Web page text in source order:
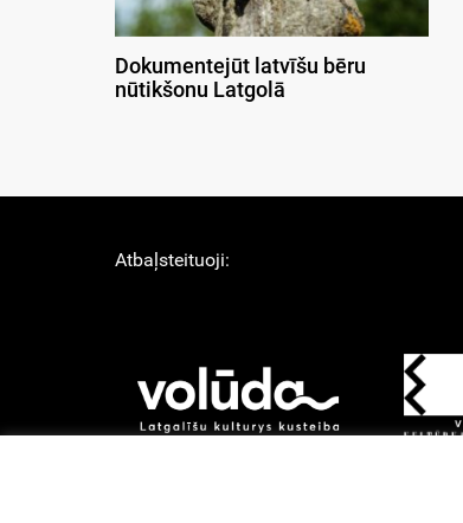
Dokumentejūt latvīšu bēru
nūtikšonu Latgolā
Atbaļsteituoji: